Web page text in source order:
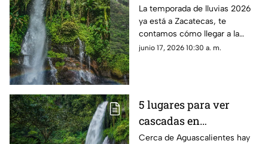
Las Lajas’ en Zacatecas
en temporada de
lluvias 2026
La temporada de lluvias 2026
ya está a Zacatecas, te
contamos cómo llegar a la
Cascada ‘Salto Las Lajas’ en
junio 17, 2026 10:30 a. m.
5 lugares para ver
cascadas en
Aguascalientes durante
Cerca de Aguascalientes hay